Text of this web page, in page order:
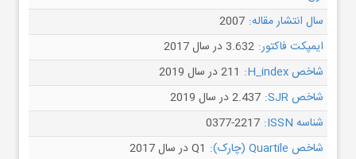
سال انتشار مقاله: 2007
ایمپکت فاکتور: 3.632 در سال 2017
شاخص H_index:
211 در سال 2019
شاخص SJR:
2.437 در سال 2019
شناسه ISSN:
0377-2217
شاخص Quartile (چارک):
Q1 در سال 2017